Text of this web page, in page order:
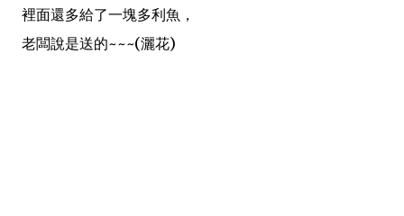
裡面還多給了一塊多利魚，
老闆說是送的~~~(灑花)